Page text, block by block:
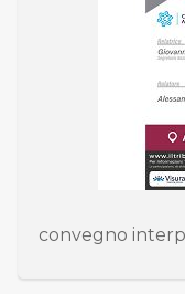
convegno